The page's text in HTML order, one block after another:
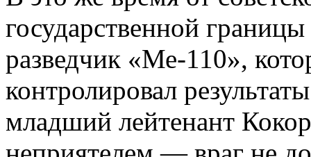
государственной
разведчик «Ме-110»,
контролировал
младший лейтенант